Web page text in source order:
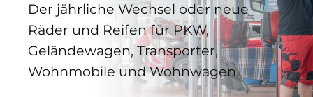
Der jährliche Wechsel oder neue
Räder und Reifen für PKW,
Geländewagen, Transporter,
Wohnmobile und Wohnwagen.